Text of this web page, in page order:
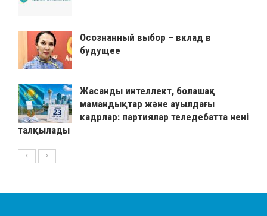
Осознанный выбор – вклад в
будущее
Жасанды интеллект, болашақ
мамандықтар және ауылдағы
кадрлар: партиялар теледебатта нені
талқылады